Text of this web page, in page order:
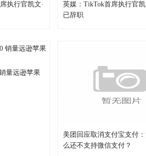
执行官凯文·
英媒：TikTok首席执行官
已辞职
量远逊苹果
美团回应取消支付宝支付
么还不支持微信支付？